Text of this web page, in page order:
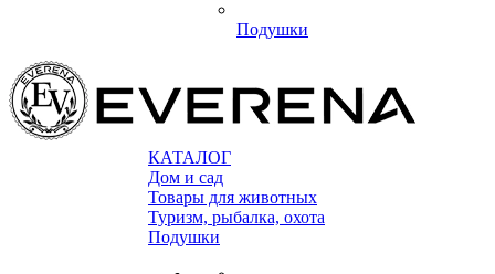
Подушки
КАТАЛОГ
Дом и сад
Товары для животных
Туризм, рыбалка, охота
Подушки